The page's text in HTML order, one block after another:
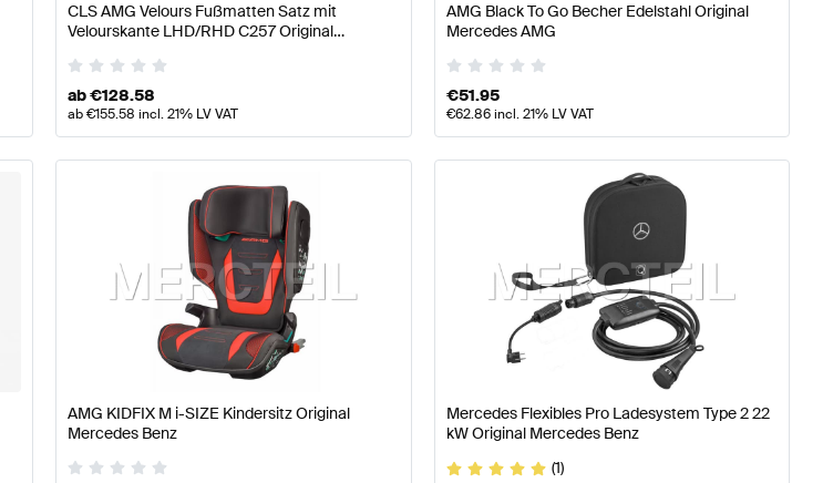
AMG CLS-Klasse C257 Modellpflege Tuning- und PerformanceteileMercedes-Benz CLS-
CLS AMG Velours Fußmatten Satz mit
Velourskante LHD/RHD C257 Original
ab€128.58
ab€155.58 incl. 21% LV VAT
AMG Black To Go Becher Edelstahl Original
Mercedes AMG
€51.95
€62.86incl. 21% LV VAT
AMG KIDFIX M i-SIZE Kindersitz Original
Mercedes Benz
Mercedes Flexibles Pro Ladesystem Type 2 22
kW Original Mercedes Benz
(1)